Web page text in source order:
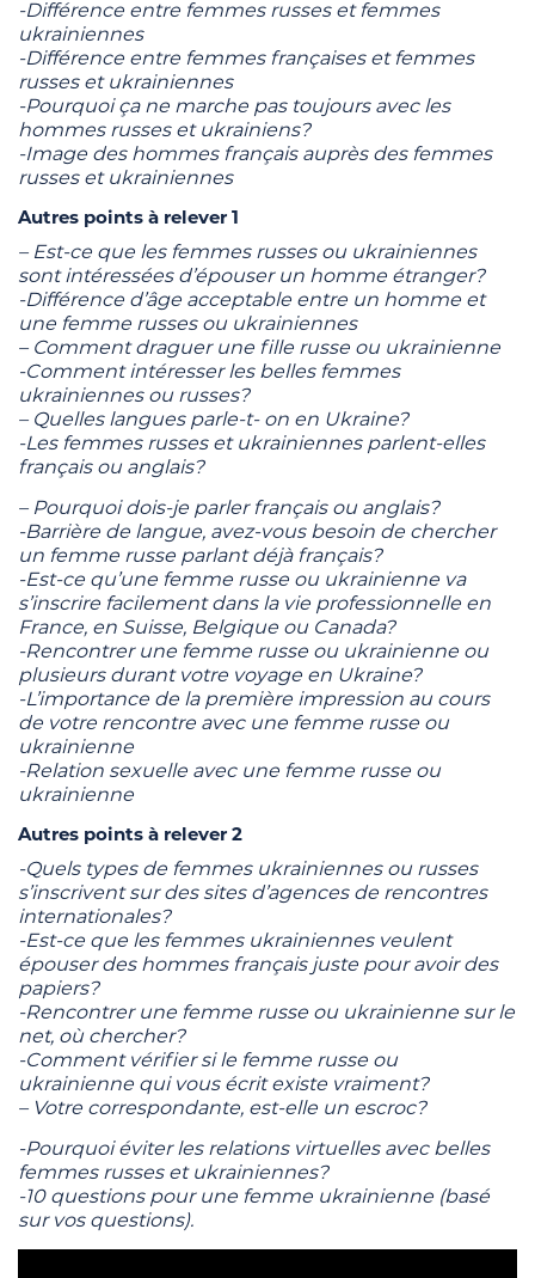
-Différence entre femmes russes et femmes
ukrainiennes
-Différence entre femmes françaises et femmes
russes et ukrainiennes
-Pourquoi ça ne marche pas toujours avec les
hommes russes et ukrainiens?
-Image des hommes français auprès des femmes
russes et ukrainiennes
Autres points à relever 1
– Est-ce que les femmes russes ou ukrainiennes
sont intéressées d’épouser un homme étranger?
-Différence d’âge acceptable entre un homme et
une femme russes ou ukrainiennes
– Сomment draguer une fille russe ou ukrainienne
-Comment intéresser les belles femmes
ukrainiennes ou russes?
– Quelles langues parle-t- on en Ukraine?
-Les femmes russes et ukrainiennes parlent-elles
français ou anglais?
– Pourquoi dois-je parler français ou anglais?
-Barrière de langue, avez-vous besoin de chercher
un femme russe parlant déjà français?
-Est-ce qu’une femme russe ou ukrainienne va
s’inscrire facilement dans la vie professionnelle en
France, en Suisse, Belgique ou Canada?
-Rencontrer une femme russe ou ukrainienne ou
plusieurs durant votre voyage en Ukraine?
-L’importance de la première impression au cours
de votre rencontre avec une femme russe ou
ukrainienne
-Relation sexuelle avec une femme russe ou
ukrainienne
Autres points à relever 2
-Quels types de femmes ukrainiennes ou russes
s’inscrivent sur des sites d’agences de rencontres
internationales?
-Est-ce que les femmes ukrainiennes veulent
épouser des hommes français juste pour avoir des
papiers?
-Rencontrer une femme russe ou ukrainienne sur le
net, où chercher?
-Comment vérifier si le femme russe ou
ukrainienne qui vous écrit existe vraiment?
– Votre correspondante, est-elle un escroc?
-Pourquoi éviter les relations virtuelles avec belles
femmes russes et ukrainiennes?
-10 questions pour une femme ukrainienne (basé
sur vos questions).